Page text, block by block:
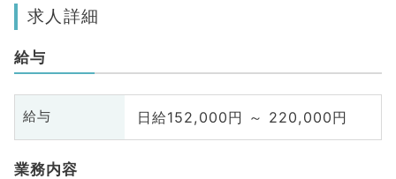
求人詳細
給与
給与 日給152,000円 ～ 220,000円
業務内容